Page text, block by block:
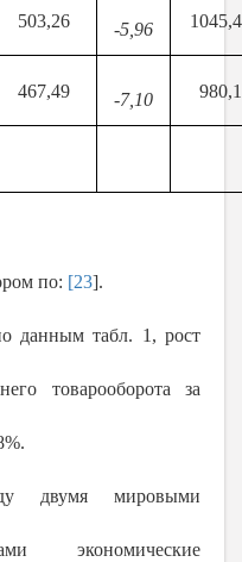
503,26 -5,96
467,49 -7,10
по: [23].
данным табл. 1, рост
товарооборота за
двумя мировыми
экономические